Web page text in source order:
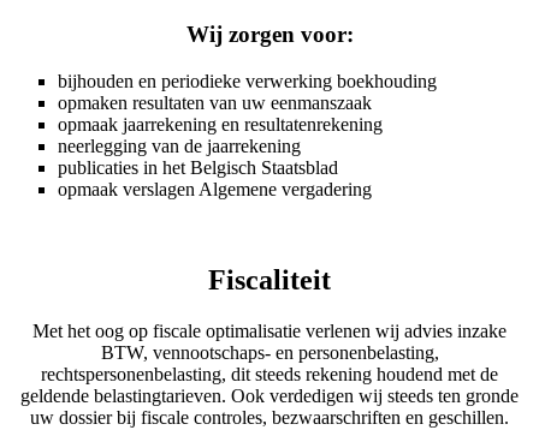
Wij zorgen voor:
bijhouden en periodieke verwerking boekhouding
opmaken resultaten van uw eenmanszaak
opmaak jaarrekening en resultatenrekening
neerlegging van de jaarrekening
publicaties in het Belgisch Staatsblad
opmaak verslagen Algemene vergadering
Fiscaliteit
Met het oog op fiscale optimalisatie verlenen wij advies inzake
BTW, vennootschaps- en personenbelasting,
rechtspersonenbelasting, dit steeds rekening houdend met de
geldende belastingtarieven. Ook verdedigen wij steeds ten gronde
uw dossier bij fiscale controles, bezwaarschriften en geschillen.